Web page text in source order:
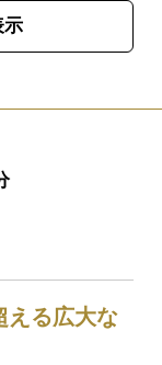
介されまし
あさイチ「愛
球」が紹介
示
える広大な